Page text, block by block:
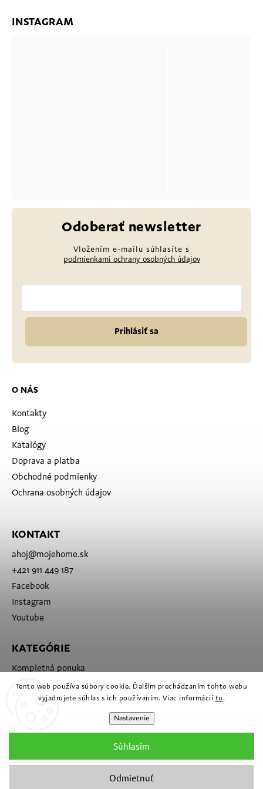
Tento web používa súbory cookie. Ďalším prechádzaním tohto webu
vyjadrujete súhlas s ich používaním. Viac informácií tu.
Nastavenie
Odmietnuť
Súhlasím
O NÁS
Kontakty
Blog
Katalógy
Doprava a platba
Obchodné podmienky
Ochrana osobných údajov
KONTAKT
ahoj@mojehome.sk
+421 911 449 187
Facebook
Instagram
Youtube
INSTAGRAM
Odoberať newsletter
Vložením e-mailu súhlasíte s
podmienkami ochrany osobných údajov
Prihlásiť sa
KATEGÓRIE
Kompletná ponuka
Značky